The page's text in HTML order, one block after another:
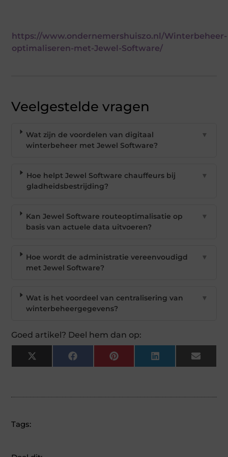
https://www.ondernemershuiszo.nl/Winterbeheer-
optimaliseren-met-Jewel-Software/
Veelgestelde vragen
Wat zijn de voordelen van digitaal
winterbeheer met Jewel Software?
▼
Hoe helpt Jewel Software chauffeurs bij
gladheidsbestrijding?
▼
Kan Jewel Software routeoptimalisatie op
basis van actuele data uitvoeren?
▼
Hoe wordt de administratie vereenvoudigd
met Jewel Software?
▼
Wat is het voordeel van centralisering van
winterbeheergegevens?
▼
Goed artikel? Deel hem dan op:
X
(Twitter)
Facebook Pinterest LinkedIn Email
Tags: